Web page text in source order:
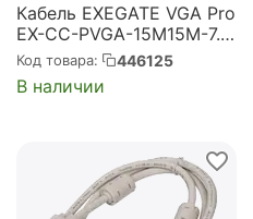
Кабель EXEGATE VGA Pro
EX-CC-PVGA-15M15M-7.5
(15M/15M, 7,5м, 2
фильтра, позолоченные
контакты, экран)
Код товара: 446125
В наличии